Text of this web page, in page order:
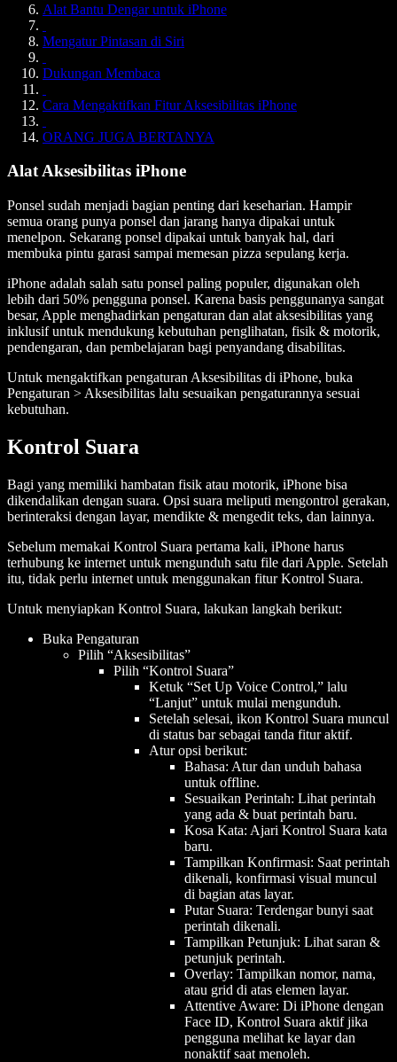
Alat Bantu Dengar untuk iPhone
Mengatur Pintasan di Siri
Dukungan Membaca
Cara Mengaktifkan Fitur Aksesibilitas iPhone
ORANG JUGA BERTANYA
Alat Aksesibilitas iPhone
Ponsel sudah menjadi bagian penting dari keseharian. Hampir
semua orang punya ponsel dan jarang hanya dipakai untuk
menelpon. Sekarang ponsel dipakai untuk banyak hal, dari
membuka pintu garasi sampai memesan pizza sepulang kerja.
iPhone adalah salah satu ponsel paling populer, digunakan oleh
lebih dari 50% pengguna ponsel. Karena basis penggunanya sangat
besar, Apple menghadirkan pengaturan dan alat aksesibilitas yang
inklusif untuk mendukung kebutuhan penglihatan, fisik & motorik,
pendengaran, dan pembelajaran bagi penyandang disabilitas.
Untuk mengaktifkan pengaturan Aksesibilitas di iPhone, buka
Pengaturan > Aksesibilitas lalu sesuaikan pengaturannya sesuai
kebutuhan.
Kontrol Suara
Bagi yang memiliki hambatan fisik atau motorik, iPhone bisa
dikendalikan dengan suara. Opsi suara meliputi mengontrol gerakan,
berinteraksi dengan layar, mendikte & mengedit teks, dan lainnya.
Sebelum memakai Kontrol Suara pertama kali, iPhone harus
terhubung ke internet untuk mengunduh satu file dari Apple. Setelah
itu, tidak perlu internet untuk menggunakan fitur Kontrol Suara.
Untuk menyiapkan Kontrol Suara, lakukan langkah berikut:
Buka Pengaturan
Pilih “Aksesibilitas”
Pilih “Kontrol Suara”
Ketuk “Set Up Voice Control,” lalu
“Lanjut” untuk mulai mengunduh.
Setelah selesai, ikon Kontrol Suara muncul
di status bar sebagai tanda fitur aktif.
Atur opsi berikut:
Bahasa: Atur dan unduh bahasa
untuk offline.
Sesuaikan Perintah: Lihat perintah
yang ada & buat perintah baru.
Kosa Kata: Ajari Kontrol Suara kata
baru.
Tampilkan Konfirmasi: Saat perintah
dikenali, konfirmasi visual muncul
di bagian atas layar.
Putar Suara: Terdengar bunyi saat
perintah dikenali.
Tampilkan Petunjuk: Lihat saran &
petunjuk perintah.
Overlay: Tampilkan nomor, nama,
atau grid di atas elemen layar.
Attentive Aware: Di iPhone dengan
Face ID, Kontrol Suara aktif jika
pengguna melihat ke layar dan
nonaktif saat menoleh.